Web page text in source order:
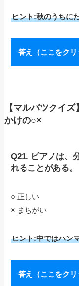
ヒント:秋のうちに
答え（ここをクリ
【マルバツクイ
かけの○×
Q21. ピアノは、
れることがある。
○ 正しい
× まちがい
ヒント:中ではハン
答え（ここをクリ